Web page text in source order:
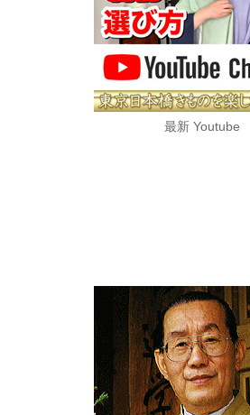
最新 Youtube